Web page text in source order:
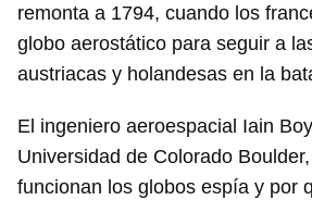
remonta a 1794, cuando los
globo aerostático para seguir a
austriacas y holandesas en la
El ingeniero aeroespacial Iain
Universidad de Colorado
funcionan los globos espía y por